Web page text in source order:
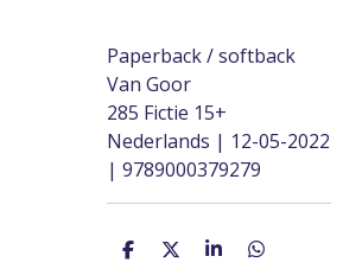
Paperback / softback
Van Goor
285 Fictie 15+
Nederlands | 12-05-2022
| 9789000379279
D
D
S
D